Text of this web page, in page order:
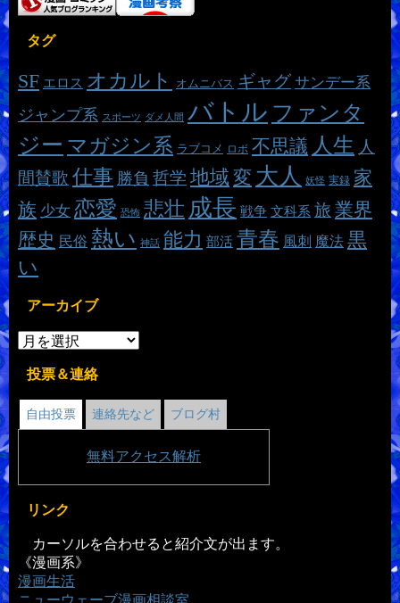
タグ
SF エロス オカルト オムニバス ギャグ サンデー系
ジャンプ系 スポーツ ダメ人間 バトル ファンタ
ジー マガジン系 ラブコメ ロボ 不思議 人生 人
間賛歌 仕事 勝負 哲学 地域 変 大人 妖怪 実録 家
族 少女 恋愛 恐怖 悲壮 成長 戦争 文科系 旅 業界
歴史 民俗 熱い 神話 能力 部活 青春 風刺 魔法 黒
い
アーカイブ
投票＆連絡
自由投票 連絡先など ブログ村
無料アクセス解析
リンク
カーソルを合わせると紹介文が出ます。
《漫画系》
漫画生活
ニューウェーブ漫画相談室